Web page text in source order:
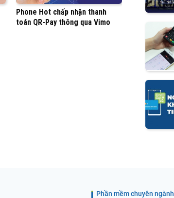
Phone Hot chấp nhận thanh
toán QR-Pay thông qua Vimo
Phần mềm chuyên ngành